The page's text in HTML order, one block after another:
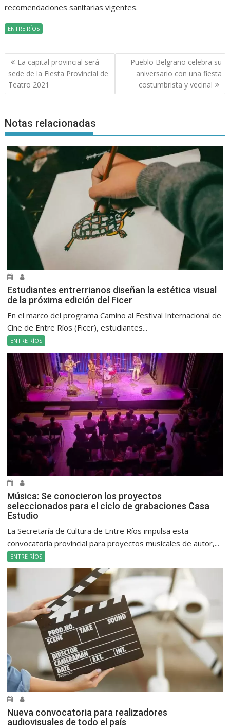
recomendaciones sanitarias vigentes.
ENTRE RÍOS
Navegación
de
entradas
La capital provincial será
sede de la Fiesta Provincial de
Teatro 2021
Pueblo Belgrano celebra su
aniversario con una fiesta
costumbrista y vecinal
Notas relacionadas
Estudiantes entrerrianos diseñan la estética visual
de la próxima edición del Ficer
En el marco del programa Camino al Festival Internacional de
Cine de Entre Ríos (Ficer), estudiantes...
ENTRE RÍOS
Música: Se conocieron los proyectos
seleccionados para el ciclo de grabaciones Casa
Estudio
La Secretaría de Cultura de Entre Ríos impulsa esta
convocatoria provincial para proyectos musicales de autor,...
ENTRE RÍOS
Nueva convocatoria para realizadores
audiovisuales de todo el país